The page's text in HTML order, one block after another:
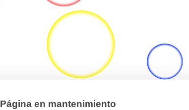
Página en mantenimiento